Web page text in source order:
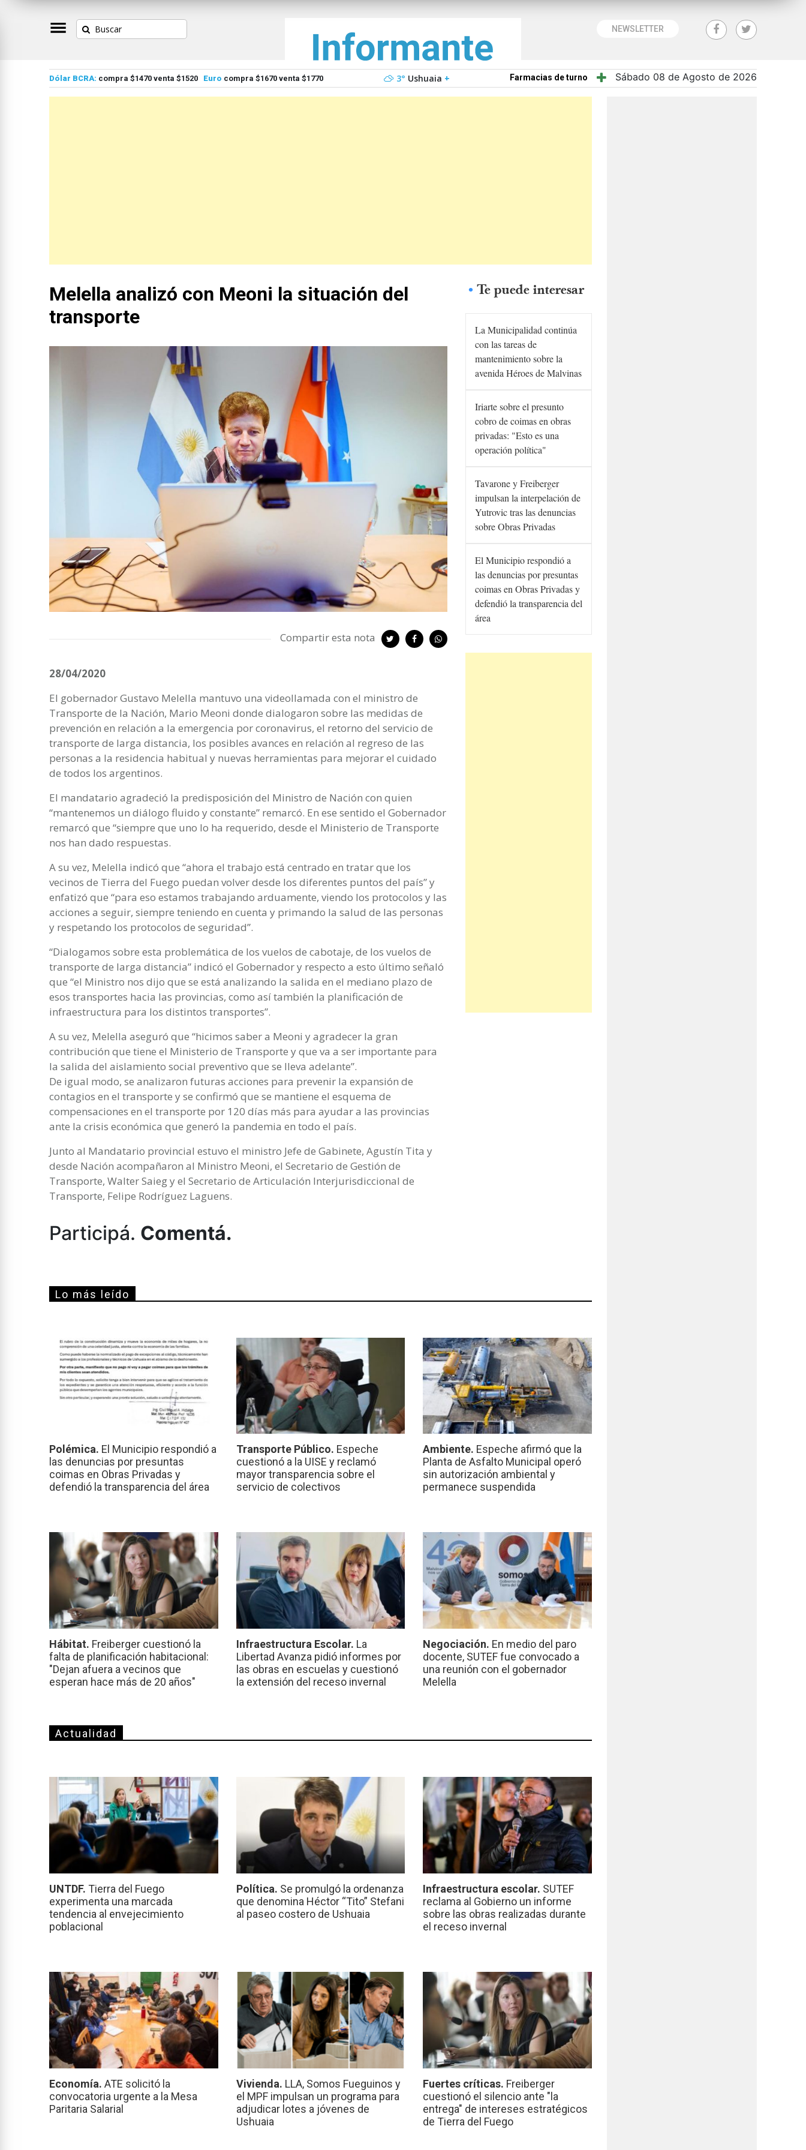
NEWSLETTER
Dólar BCRA: compra $1470 venta $1520 Euro compra $1670 venta $1770 3° Ushuaia + Farmacias de turno Sábado 08 de Agosto de 2026
Melella analizó con Meoni la situación del
transporte
Compartir esta nota
28/04/2020
El gobernador Gustavo Melella mantuvo una videollamada con el ministro de
Transporte de la Nación, Mario Meoni donde dialogaron sobre las medidas de
prevención en relación a la emergencia por coronavirus, el retorno del servicio de
transporte de larga distancia, los posibles avances en relación al regreso de las
personas a la residencia habitual y nuevas herramientas para mejorar el cuidado
de todos los argentinos.
El mandatario agradeció la predisposición del Ministro de Nación con quien
“mantenemos un diálogo fluido y constante” remarcó. En ese sentido el Gobernador
remarcó que “siempre que uno lo ha requerido, desde el Ministerio de Transporte
nos han dado respuestas.
A su vez, Melella indicó que “ahora el trabajo está centrado en tratar que los
vecinos de Tierra del Fuego puedan volver desde los diferentes puntos del país” y
enfatizó que “para eso estamos trabajando arduamente, viendo los protocolos y las
acciones a seguir, siempre teniendo en cuenta y primando la salud de las personas
y respetando los protocolos de seguridad”.
“Dialogamos sobre esta problemática de los vuelos de cabotaje, de los vuelos de
transporte de larga distancia” indicó el Gobernador y respecto a esto último señaló
que “el Ministro nos dijo que se está analizando la salida en el mediano plazo de
esos transportes hacia las provincias, como así también la planificación de
infraestructura para los distintos transportes”.
A su vez, Melella aseguró que “hicimos saber a Meoni y agradecer la gran
contribución que tiene el Ministerio de Transporte y que va a ser importante para
la salida del aislamiento social preventivo que se lleva adelante”.
De igual modo, se analizaron futuras acciones para prevenir la expansión de
contagios en el transporte y se confirmó que se mantiene el esquema de
compensaciones en el transporte por 120 días más para ayudar a las provincias
ante la crisis económica que generó la pandemia en todo el país.
Junto al Mandatario provincial estuvo el ministro Jefe de Gabinete, Agustín Tita y
desde Nación acompañaron al Ministro Meoni, el Secretario de Gestión de
Transporte, Walter Saieg y el Secretario de Articulación Interjurisdiccional de
Transporte, Felipe Rodríguez Laguens.
Te puede interesar
La Municipalidad continúa
con las tareas de
mantenimiento sobre la
avenida Héroes de Malvinas
Iriarte sobre el presunto
cobro de coimas en obras
privadas: "Esto es una
operación política"
Tavarone y Freiberger
impulsan la interpelación de
Yutrovic tras las denuncias
sobre Obras Privadas
El Municipio respondió a
las denuncias por presuntas
coimas en Obras Privadas y
defendió la transparencia del
área
Participá. Comentá.
Lo más leído
Polémica. El Municipio respondió a
las denuncias por presuntas
coimas en Obras Privadas y
defendió la transparencia del área
Transporte Público. Espeche
cuestionó a la UISE y reclamó
mayor transparencia sobre el
servicio de colectivos
Ambiente. Espeche afirmó que la
Planta de Asfalto Municipal operó
sin autorización ambiental y
permanece suspendida
Hábitat. Freiberger cuestionó la
falta de planificación habitacional:
"Dejan afuera a vecinos que
esperan hace más de 20 años"
Infraestructura Escolar. La
Libertad Avanza pidió informes por
las obras en escuelas y cuestionó
la extensión del receso invernal
Negociación. En medio del paro
docente, SUTEF fue convocado a
una reunión con el gobernador
Melella
Actualidad
UNTDF. Tierra del Fuego
experimenta una marcada
tendencia al envejecimiento
poblacional
Política. Se promulgó la ordenanza
que denomina Héctor “Tito” Stefani
al paseo costero de Ushuaia
Infraestructura escolar. SUTEF
reclama al Gobierno un informe
sobre las obras realizadas durante
el receso invernal
Economía. ATE solicitó la
convocatoria urgente a la Mesa
Paritaria Salarial
Vivienda. LLA, Somos Fueguinos y
el MPF impulsan un programa para
adjudicar lotes a jóvenes de
Ushuaia
Fuertes críticas. Freiberger
cuestionó el silencio ante "la
entrega" de intereses estratégicos
de Tierra del Fuego